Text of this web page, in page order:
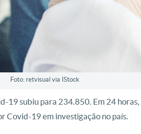
Foto: retvisual via IStock
19 subiu para 234.850. Em 24
Covid-19 em investigação no país.